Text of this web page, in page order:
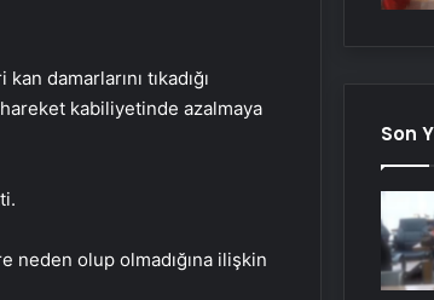
damarlarını tıkadığı
kabiliyetinde azalmaya
olup olmadığına ilişkin
Son